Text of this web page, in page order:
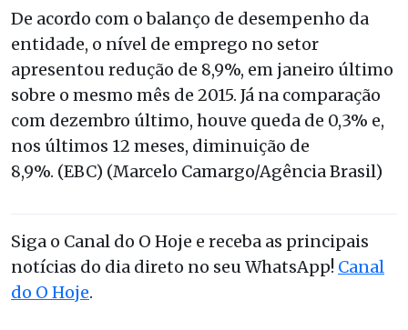
De acordo com o balanço de desempenho da
entidade, o nível de emprego no setor
apresentou redução de 8,9%, em janeiro último
sobre o mesmo mês de 2015. Já na comparação
com dezembro último, houve queda de 0,3% e,
nos últimos 12 meses, diminuição de
8,9%. (EBC) (Marcelo Camargo/Agência Brasil)
Siga o Canal do O Hoje e receba as principais
notícias do dia direto no seu WhatsApp! Canal
do O Hoje.